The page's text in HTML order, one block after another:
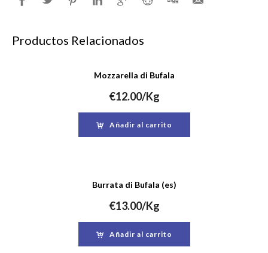
Productos Relacionados
Mozzarella di Bufala
€12.00/Kg
Añadir al carrito
Burrata di Bufala (es)
€13.00/Kg
Añadir al carrito